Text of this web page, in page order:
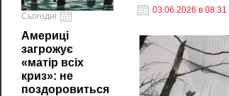
Сьогодні
Америці
загрожує
«матір всіх
криз»: не
поздоровиться
03.06.2026 в 08:31